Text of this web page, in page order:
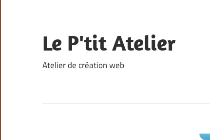
content
Le P'tit Atelier
Atelier de création web